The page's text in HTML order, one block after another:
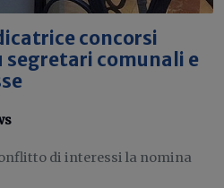
concorsi
segretari comunali e
di interessi la nomina